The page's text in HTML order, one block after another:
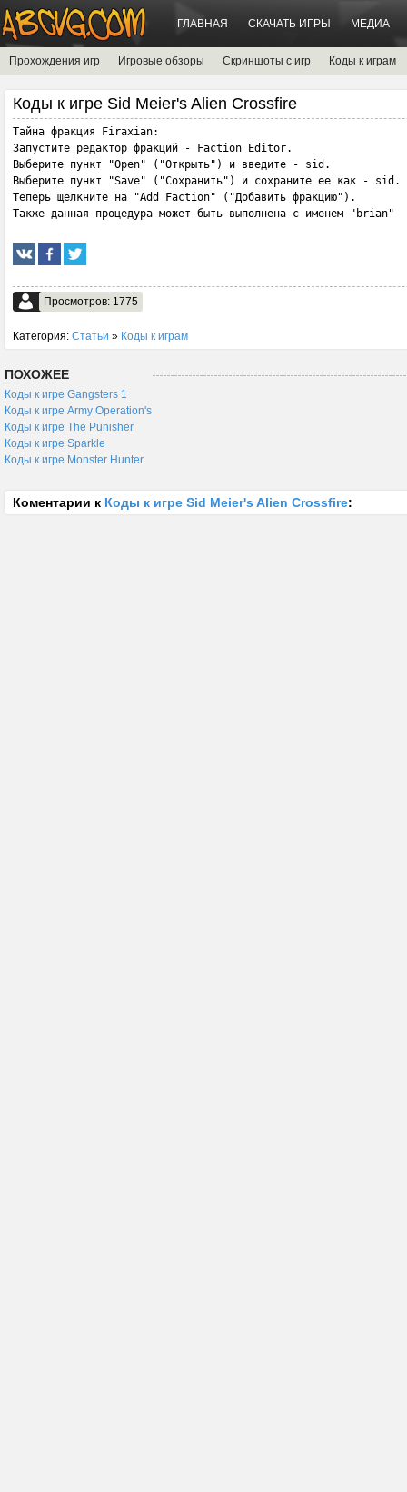
ГЛАВНАЯ СКАЧАТЬ ИГРЫ МЕДИА
Прохождения игр Игровые обзоры Скриншоты с игр Коды к играм
Коды к игре Sid Meier's Alien Crossfire
Тайна фракция Firaxian:
Запустите редактор фракций - Faction Editor.
Выберите пункт "Open" ("Открыть") и введите - sid.
Выберите пункт "Save" ("Сохранить") и сохраните ее как - sid.
Теперь щелкните на "Add Faction" ("Добавить фракцию").
Также данная процедура может быть выполнена с именем "brian"
Просмотров: 1775
Категория: Статьи » Коды к играм
ПОХОЖЕЕ
Коды к игре Gangsters 1
Коды к игре Army Operation's
Коды к игре The Punisher
Коды к игре Sparkle
Коды к игре Monster Hunter
Коментарии к Коды к игре Sid Meier's Alien Crossfire: